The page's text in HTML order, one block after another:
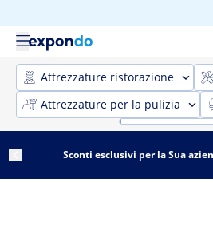
Attrezzature ristorazione
Attrezzature per la pulizia
Sconti esclusivi per la Sua